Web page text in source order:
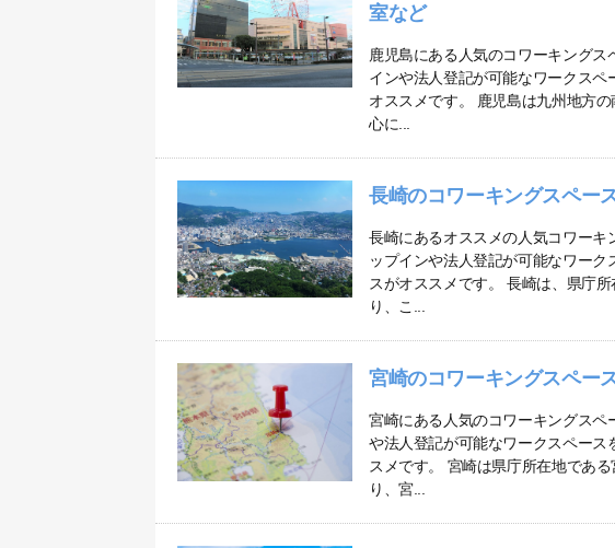
室など
鹿児島にある人気のコワーキング
インや法人登記が可能なワークス
オススメです。 鹿児島は九州地方
心に...
長崎のコワーキングスペー
長崎にあるオススメの人気コワーキ
ップインや法人登記が可能なワー
スがオススメです。 長崎は、県庁
り、こ...
宮崎のコワーキングスペー
宮崎にある人気のコワーキングス
や法人登記が可能なワークスペース
スメです。 宮崎は県庁所在地であ
り、宮...